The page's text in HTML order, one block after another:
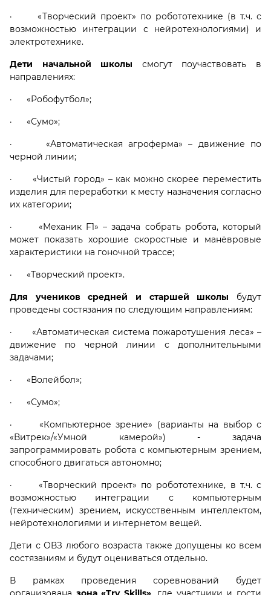
· «Творческий проект» по робототехнике (в т.ч. с
возможностью интеграции с нейротехнологиями) и
электротехнике.
Дети начальной школы смогут поучаствовать в
направлениях:
· «Робофутбол»;
· «Сумо»;
· «Автоматическая агроферма» – движение по
черной линии;
· «Чистый город» – как можно скорее переместить
изделия для переработки к месту назначения согласно
их категории;
· «Механик F1» – задача собрать робота, который
может показать хорошие скоростные и манёвровые
характеристики на гоночной трассе;
· «Творческий проект».
Для учеников средней и старшей школы будут
проведены состязания по следующим направлениям:
· «Автоматическая система пожаротушения леса» –
движение по черной линии с дополнительными
задачами;
· «Волейбол»;
· «Сумо»;
· «Компьютерное зрение» (варианты на выбор с
«Витрек»/«Умной камерой») - задача
запрограммировать робота с компьютерным зрением,
способного двигаться автономно;
· «Творческий проект» по робототехнике, в т.ч. с
возможностью интеграции с компьютерным
(техническим) зрением, искусственным интеллектом,
нейротехнологиями и интернетом вещей.
Дети с ОВЗ любого возраста также допущены ко всем
состязаниям и будут оцениваться отдельно.
В рамках проведения соревнований будет